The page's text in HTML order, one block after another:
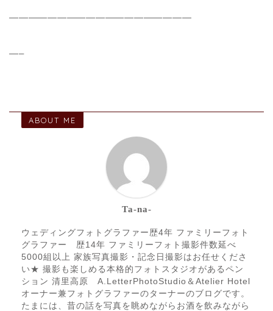
———————————————————
—–
ABOUT ME
Ta-na-
ウェディングフォトグラファー歴4年 ファミリーフォト
グラファー 歴14年 ファミリーフォト撮影件数延べ
5000組以上 家族写真撮影・記念日撮影はお任せくださ
い★ 撮影も楽しめる本格的フォトスタジオがあるペン
ション 清里高原 A.LetterPhotoStudio＆Atelier Hotel
オーナー兼フォトグラファーのターナーのブログです。
たまには、昔の話を写真を眺めながらお酒を飲みながら